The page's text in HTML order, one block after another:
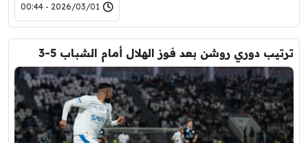
2026/03/01 - 00:44
ترتيب دوري روشن بعد فوز الهلال أمام الشباب 5-3